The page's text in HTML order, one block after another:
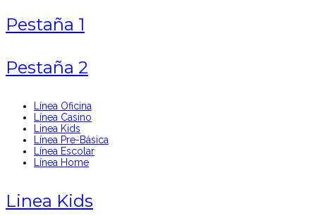
Pestaña 1
Pestaña 2
Línea Oficina
Línea Casino
Linea Kids
Línea Pre-Básica
Línea Escolar
Línea Home
Linea Kids